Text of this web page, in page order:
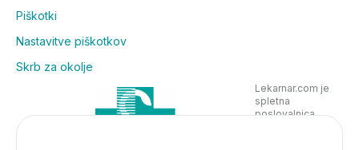
Piškotki
Nastavitve piškotkov
Skrb za okolje
Lekarnar.com je
spletna
poslovalnica